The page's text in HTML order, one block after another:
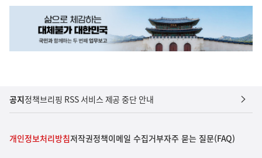
공지정책브리핑 RSS 서비스 제공 중단 안내
개인정보처리방침저작권정책이메일 수집거부자주 묻는 질문(FAQ)